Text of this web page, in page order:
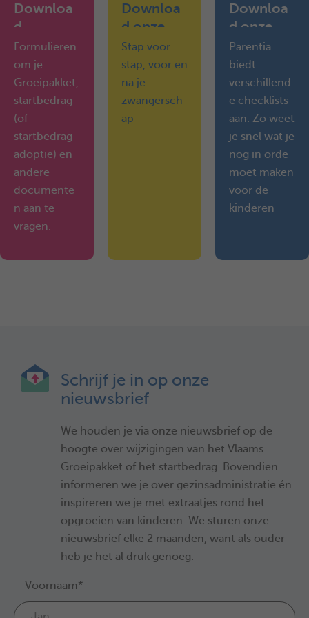
Downloa
d
formulier
en
Formulieren
om je
Groeipakket,
startbedrag
(of
startbedrag
adoptie) en
andere
documente
n aan te
vragen.
Downloa
d onze
handige
dossiers
Stap voor
stap, voor en
na je
zwangersch
ap
Downloa
d onze
checklists
Parentia
biedt
verschillend
e checklists
aan. Zo weet
je snel wat je
nog in orde
moet maken
voor de
kinderen
Schrijf je in op onze
nieuwsbrief
We houden je via onze nieuwsbrief op de
hoogte over wijzigingen van het Vlaams
Groeipakket of het startbedrag. Bovendien
informeren we je over gezinsadministratie én
inspireren we je met extraatjes rond het
opgroeien van kinderen. We sturen onze
nieuwsbrief elke 2 maanden, want als ouder
heb je het al druk genoeg.
Voornaam*